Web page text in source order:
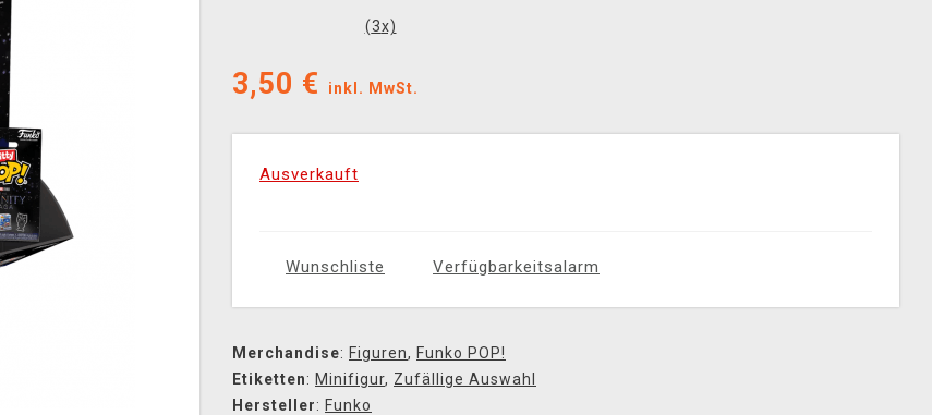
(3x)
3,50 € inkl. MwSt.
Ausverkauft
Wunschliste Verfügbarkeitsalarm
Merchandise: Figuren, Funko POP!
Etiketten: Minifigur, Zufällige Auswahl
Hersteller: Funko